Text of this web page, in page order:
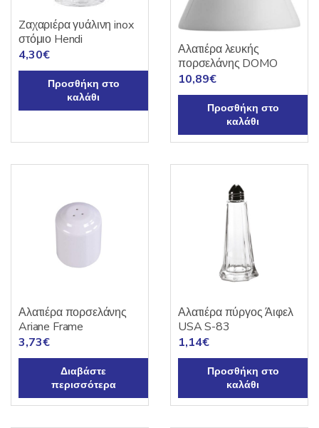
Zαχαριέρα γυάλινη inox
στόμιο Hendi
4,30€
Προσθήκη στο
καλάθι
Αλατιέρα λευκής
πορσελάνης DOMO
10,89€
Προσθήκη στο
καλάθι
Αλατιέρα πορσελάνης
Ariane Frame
3,73€
Διαβάστε
περισσότερα
Αλατιέρα πύργος Άιφελ
USA S-83
1,14€
Προσθήκη στο
καλάθι